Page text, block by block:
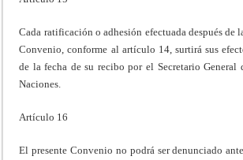
Cada ratificación o adhesión efectuada después de
Convenio, conforme al artículo 14, surtirá sus
de la fecha de su recibo por el Secretario General
Naciones.
Artículo 16
El presente Convenio no podrá ser denunciado